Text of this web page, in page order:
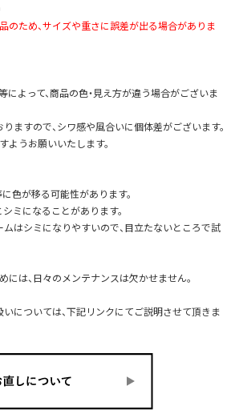
のため、サイズや重さに誤差が出る場合がありま
よって、商品の色・見え方が違う場合がございま
ますので、シワ感や風合いに個体差がございます。
ようお願いいたします。
色が移る可能性があります。
ミになることがあります。
はシミになりやすいので、目立たないところで試
は、日々のメンテナンスは欠かせません。
いについては、下記リンクにてご説明させて頂きま